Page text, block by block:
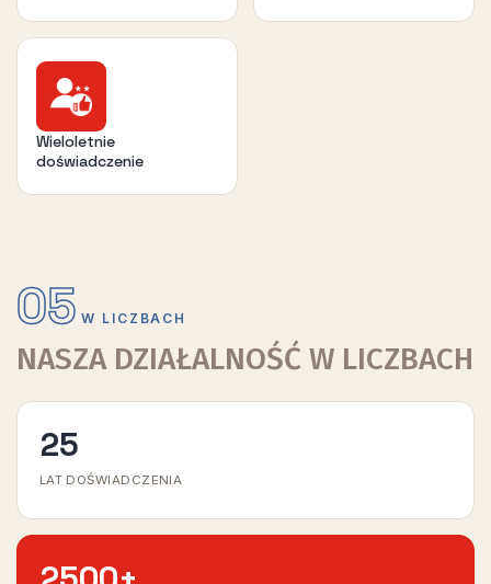
Wieloletnie
doświadczenie
05 W LICZBACH
NASZA DZIAŁALNOŚĆ W LICZBACH
25
LAT DOŚWIADCZENIA